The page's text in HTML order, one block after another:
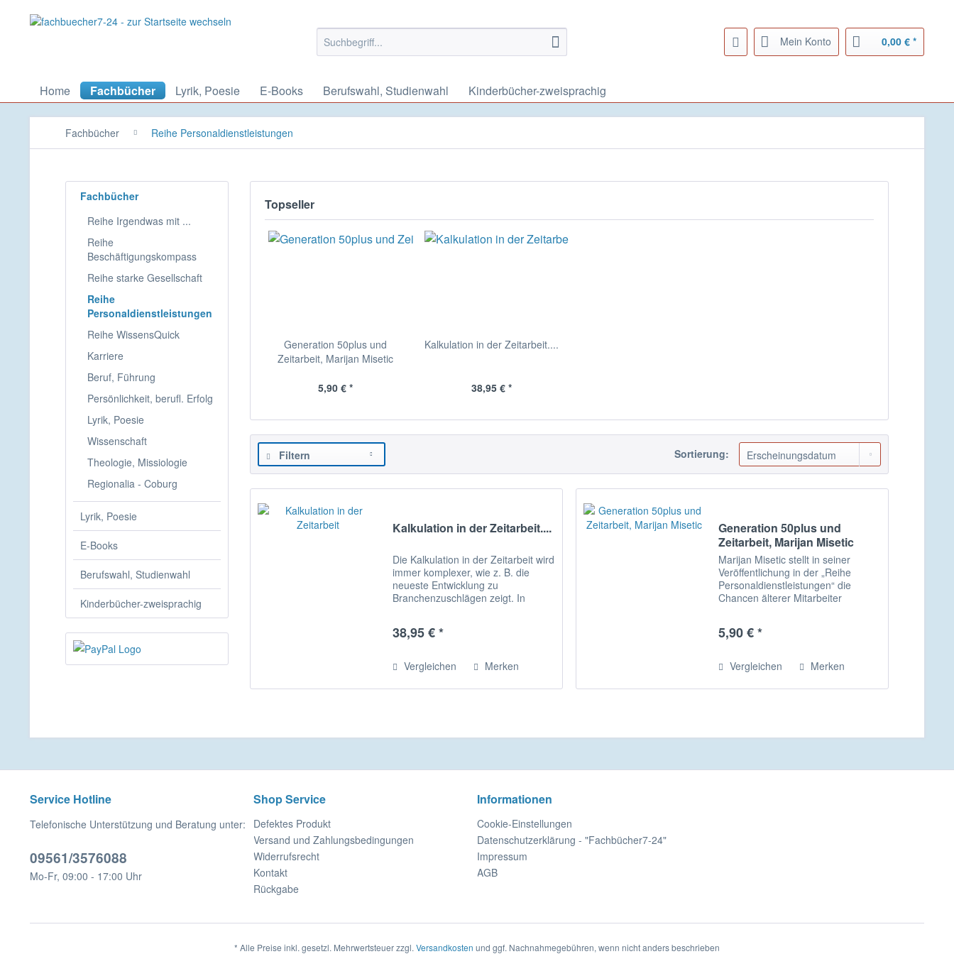
Mein Konto 0,00 € *
Home Fachbücher Lyrik, Poesie E-Books Berufswahl, Studienwahl Kinderbücher-zweisprachig
Fachbücher Reihe Personaldienstleistungen
Fachbücher
Reihe Irgendwas mit ...
Reihe
Beschäftigungskompass
Reihe starke Gesellschaft
Reihe
Personaldienstleistungen
Reihe WissensQuick
Karriere
Beruf, Führung
Persönlichkeit, berufl. Erfolg
Lyrik, Poesie
Wissenschaft
Theologie, Missiologie
Regionalia - Coburg
Lyrik, Poesie
E-Books
Berufswahl, Studienwahl
Kinderbücher-zweisprachig
Topseller
Generation 50plus und
Zeitarbeit, Marijan Misetic
5,90 € *
Kalkulation in der Zeitarbeit....
38,95 € *
Filtern Sortierung:
Kalkulation in der Zeitarbeit....
Die Kalkulation in der Zeitarbeit wird
immer komplexer, wie z. B. die
neueste Entwicklung zu
Branchenzuschlägen zeigt. In
Fundament einer korrekten
38,95 € *
Vergleichen Merken
Generation 50plus und
Zeitarbeit, Marijan Misetic
Marijan Misetic stellt in seiner
Veröffentlichung in der „Reihe
Personaldienstleistungen“ die
Chancen älterer Mitarbeiter
sowohl seine langjährige Erfahrung
5,90 € *
Vergleichen Merken
Service Hotline
Telefonische Unterstützung und Beratung unter:
09561/3576088
Mo-Fr, 09:00 - 17:00 Uhr
Shop Service
Defektes Produkt
Versand und Zahlungsbedingungen
Widerrufsrecht
Kontakt
Rückgabe
Informationen
Cookie-Einstellungen
Datenschutzerklärung - "Fachbücher7-24"
Impressum
AGB
* Alle Preise inkl. gesetzl. Mehrwertsteuer zzgl. Versandkosten und ggf. Nachnahmegebühren, wenn nicht anders beschrieben